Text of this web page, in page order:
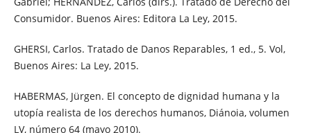
Consumidor. Buenos Aires: Editora La Ley, 2015.
GHERSI, Carlos. Tratado de Danos Reparables, 1 ed., 5. Vol,
Buenos Aires: La Ley, 2015.
HABERMAS, Jürgen. El concepto de dignidad humana y la
utopía realista de los derechos humanos, Diánoia, volumen
LV, número 64 (mayo 2010).